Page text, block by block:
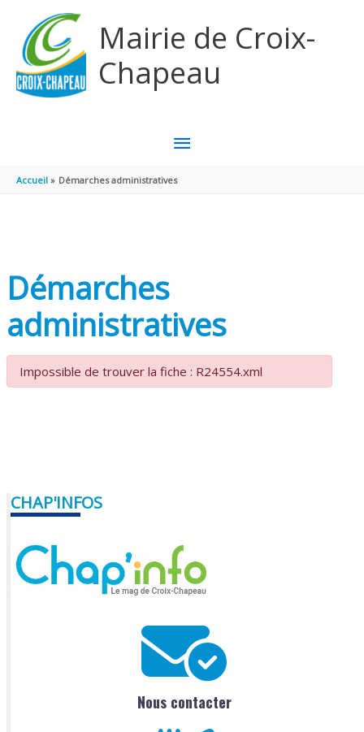
Mairie de Croix-
Chapeau
MENU
PRINCIPAL
Accueil Démarches administratives
Démarches
administratives
Impossible de trouver la fiche : R24554.xml
CHAP'INFOS
Nous contacter